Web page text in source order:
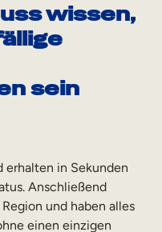
wissen,
sein
erhalten in Sekunden
Anschließend
und haben alles
einen einzigen